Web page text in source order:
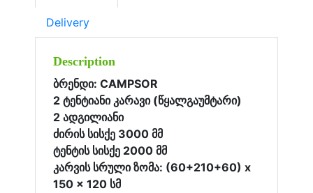
Delivery
Description
ბრენდი: CAMPSOR
2 ტენტიანი კარავი (წყალგაუმტარი)
2 ადგილიანი
ძირის სისქე 3000 მმ
ტენტის სისქე 2000 მმ
კარვის სრული ზომა: (60+210+60) x
150 x 120 სმ